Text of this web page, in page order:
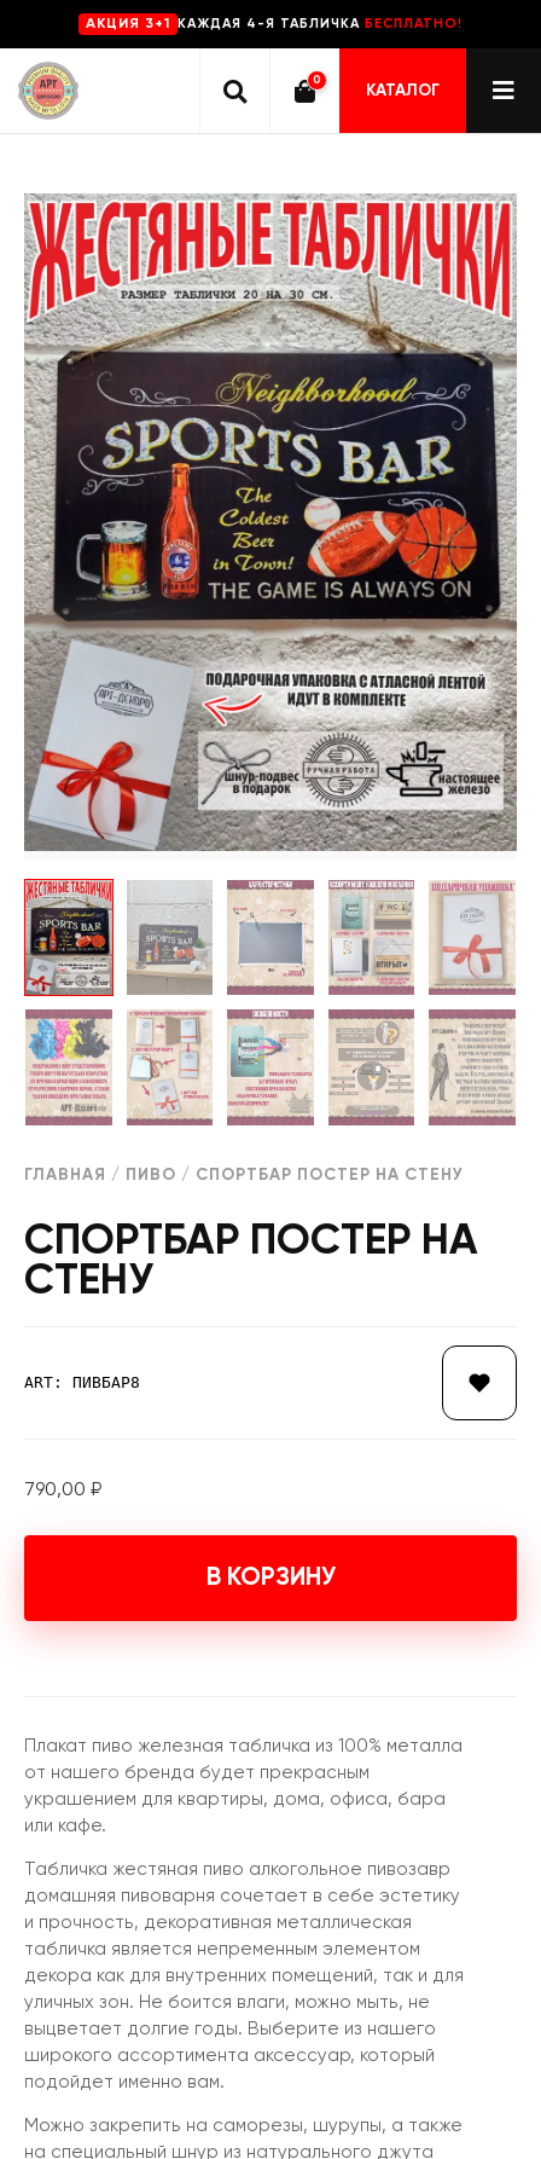
AKЦИЯ 3+1 КАЖДАЯ 4-Я ТАБЛИЧКА БЕСПЛАТНО!
0
КАТАЛОГ
ГЛАВНАЯ / ПИВО / СПОРТБАР ПОСТЕР НА СТЕНУ
СПОРТБАР ПОСТЕР НА
СТЕНУ
ART: ПИВБАР8
790,00 ₽
В КОРЗИНУ
Плакат пиво железная табличка из 100% металла
от нашего бренда будет прекрасным
украшением для квартиры, дома, офиса, бара
или кафе.
Табличка жестяная пиво алкогольное пивозавр
домашняя пивоварня сочетает в себе эстетику
и прочность, декоративная металлическая
табличка является непременным элементом
декора как для внутренних помещений, так и для
уличных зон. Не боится влаги, можно мыть, не
выцветает долгие годы. Выберите из нашего
широкого ассортимента аксессуар, который
подойдет именно вам.
Можно закрепить на саморезы, шурупы, а также
на специальный шнур из натурального джута